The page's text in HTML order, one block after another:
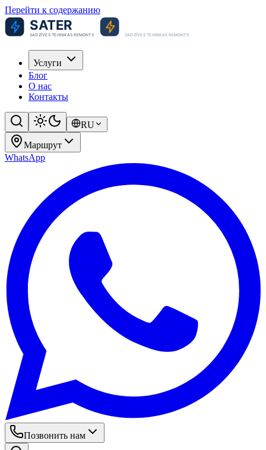
Перейти к содержанию
Услуги
Блог
О нас
Контакты
RU
Маршрут
WhatsApp
Позвонить нам